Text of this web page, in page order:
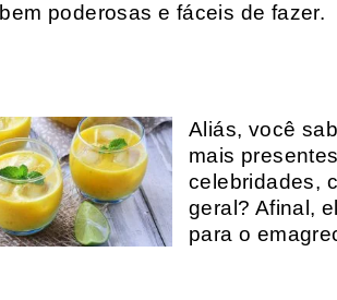
bem poderosas e fáceis de fazer.
Aliás, você
mais
celebridades,
geral? Afinal,
para o